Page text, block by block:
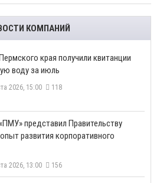
КОМПАНИЙ
края получили квитанции
воду за июль
2026, 15:00 118
представил Правительству
развития корпоративного
2026, 13:00 156